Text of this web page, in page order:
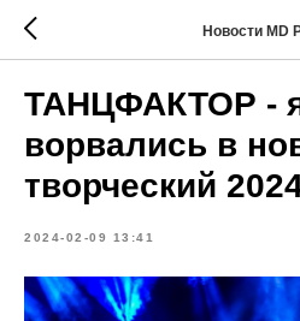
Новости MD
ТАНЦФАКТОР -
ворвались в
творческий
2024-02-09 13:41